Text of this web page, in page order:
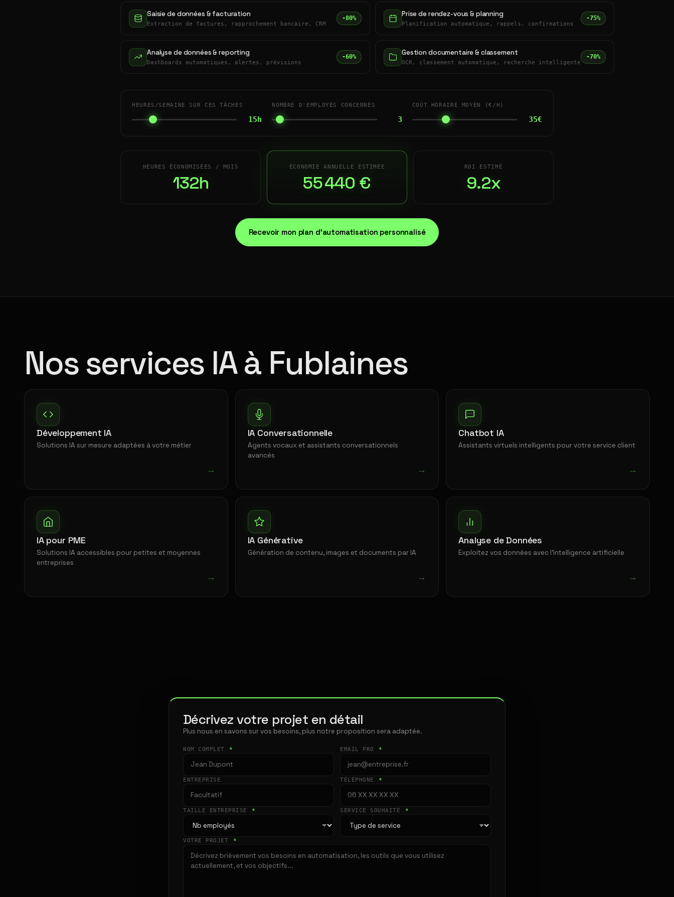
Saisie de données & facturation
Extraction de factures, rapprochement bancaire, CRM
-80% Prise de rendez-vous & planning
Planification automatique, rappels, confirmations
-75%
Analyse de données & reporting
Dashboards automatiques, alertes, prévisions
-60% Gestion documentaire & classement
OCR, classement automatique, recherche intelligente
-70%
HEURES/SEMAINE SUR CES TÂCHES
15h
NOMBRE D'EMPLOYÉS CONCERNÉS
3
COÛT HORAIRE MOYEN (€/H)
35€
HEURES ÉCONOMISÉES / MOIS
132h
ÉCONOMIE ANNUELLE ESTIMÉE
55 440 €
ROI ESTIMÉ
9.2x
Recevoir mon plan d'automatisation personnalisé
Nos services IA à Fublaines
Développement IA
Solutions IA sur mesure adaptées à votre métier
→
IA Conversationnelle
Agents vocaux et assistants conversationnels
avancés
→
Chatbot IA
Assistants virtuels intelligents pour votre service client
→
IA pour PME
Solutions IA accessibles pour petites et moyennes
entreprises
→
IA Générative
Génération de contenu, images et documents par IA
→
Analyse de Données
Exploitez vos données avec l'intelligence artificielle
→
Décrivez votre projet en détail
Plus nous en savons sur vos besoins, plus notre proposition sera adaptée.
NOM COMPLET * EMAIL PRO *
ENTREPRISE TÉLÉPHONE *
TAILLE ENTREPRISE * SERVICE SOUHAITÉ *
VOTRE PROJET *